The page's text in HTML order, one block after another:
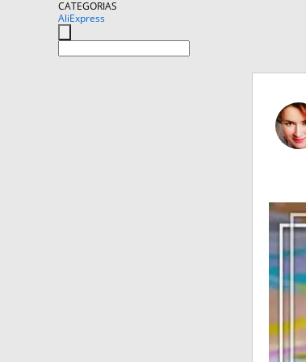
CATEGORIAS
AliExpress